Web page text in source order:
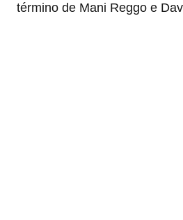
término de Mani Reggo e